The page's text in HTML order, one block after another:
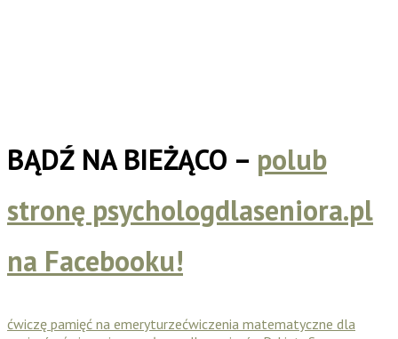
BĄDŹ NA BIEŻĄCO – polub
stronę psychologdlaseniora.pl
na Facebooku!
ćwiczę pamięć na emeryturzećwiczenia matematyczne dla